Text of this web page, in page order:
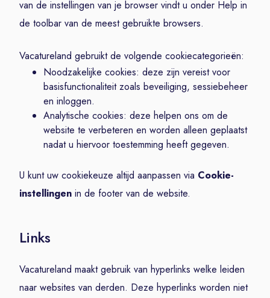
van de instellingen van je browser vindt u onder Help in
de toolbar van de meest gebruikte browsers.
Vacatureland gebruikt de volgende cookiecategorieën:
Noodzakelijke cookies: deze zijn vereist voor
basisfunctionaliteit zoals beveiliging, sessiebeheer
en inloggen.
Analytische cookies: deze helpen ons om de
website te verbeteren en worden alleen geplaatst
nadat u hiervoor toestemming heeft gegeven.
U kunt uw cookiekeuze altijd aanpassen via Cookie-
instellingen in de footer van de website.
Links
Vacatureland maakt gebruik van hyperlinks welke leiden
naar websites van derden. Deze hyperlinks worden niet